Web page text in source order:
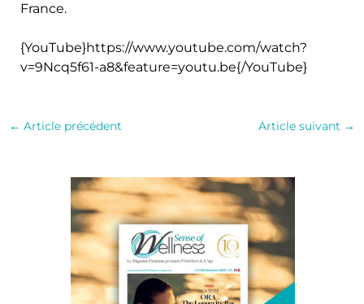
France.
{YouTube}https://www.youtube.com/watch?
v=9Ncq5f61-a8&feature=youtu.be{/YouTube}
← Article précédent Article suivant →